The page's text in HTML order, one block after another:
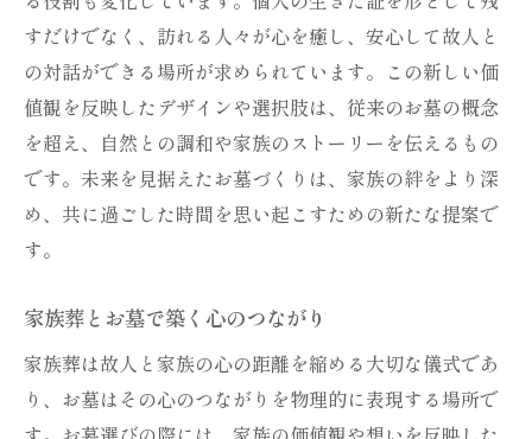
すだけでなく、訪れる人々が心を癒し、安心して故人と
の対話ができる場所が求められています。この新しい価
値観を反映したデザインや選択肢は、従来のお墓の概念
を超え、自然との調和や家族のストーリーを伝えるもの
です。未来を見据えたお墓づくりは、家族の絆をより深
め、共に過ごした時間を思い起こすための新たな提案で
す。
家族葬とお墓で築く心のつながり
家族葬は故人と家族の心の距離を縮める大切な儀式であ
り、お墓はその心のつながりを物理的に表現する場所で